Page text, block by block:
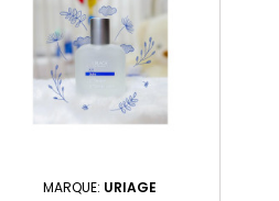
MARQUE: URIAGE